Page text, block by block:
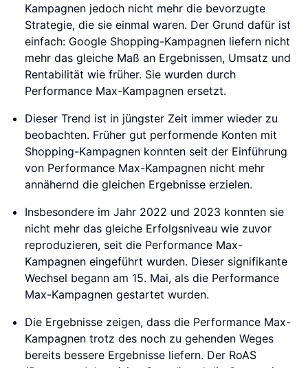
Kampagnen jedoch nicht mehr die bevorzugte
Strategie, die sie einmal waren. Der Grund dafür ist
einfach: Google Shopping-Kampagnen liefern nicht
mehr das gleiche Maß an Ergebnissen, Umsatz und
Rentabilität wie früher. Sie wurden durch
Performance Max-Kampagnen ersetzt.
Dieser Trend ist in jüngster Zeit immer wieder zu
beobachten. Früher gut performende Konten mit
Shopping-Kampagnen konnten seit der Einführung
von Performance Max-Kampagnen nicht mehr
annähernd die gleichen Ergebnisse erzielen.
Insbesondere im Jahr 2022 und 2023 konnten sie
nicht mehr das gleiche Erfolgsniveau wie zuvor
reproduzieren, seit die Performance Max-
Kampagnen eingeführt wurden. Dieser signifikante
Wechsel begann am 15. Mai, als die Performance
Max-Kampagnen gestartet wurden.
Die Ergebnisse zeigen, dass die Performance Max-
Kampagnen trotz des noch zu gehenden Weges
bereits bessere Ergebnisse liefern. Der RoAS